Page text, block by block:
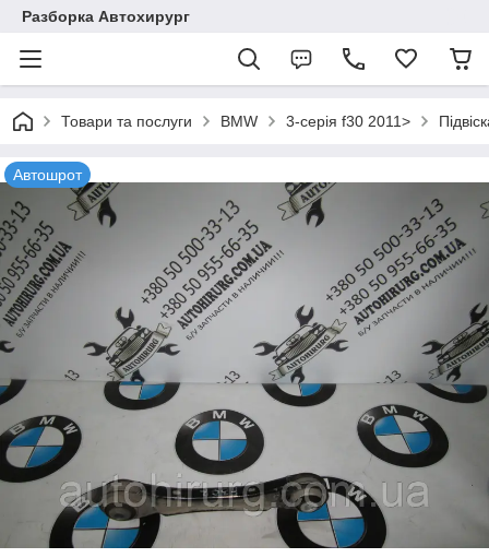
Разборка Автохирург
Товари та послуги BMW 3-серія f30 2011>
Автошрот